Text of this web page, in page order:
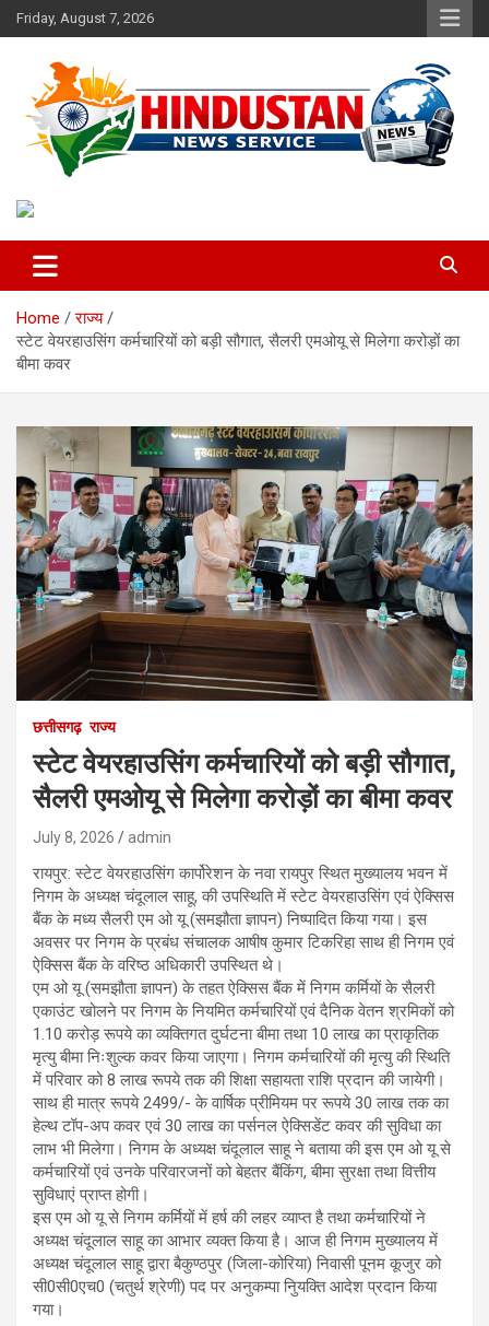
Skip
to
Friday, August 7, 2026
Hindustan News Service
Home
राज्य
स्टेट वेयरहाउसिंग कर्मचारियों को बड़ी सौगात, सैलरी एमओयू से मिलेगा करोड़ों का
बीमा कवर
छत्तीसगढ़ राज्य
स्टेट वेयरहाउसिंग कर्मचारियों को बड़ी सौगात,
सैलरी एमओयू से मिलेगा करोड़ों का बीमा कवर
July 8, 2026 admin
रायपुर: स्टेट वेयरहाउसिंग कार्पोरेशन के नवा रायपुर स्थित मुख्यालय भवन में
निगम के अध्यक्ष चंदूलाल साहू, की उपस्थिति में स्टेट वेयरहाउसिंग एवं ऐक्सिस
बैंक के मध्य सैलरी एम ओ यू (समझौता ज्ञापन) निष्पादित किया गया। इस
अवसर पर निगम के प्रबंध संचालक आषीष कुमार टिकरिहा साथ ही निगम एवं
ऐक्सिस बैंक के वरिष्ठ अधिकारी उपस्थित थे।
एम ओ यू (समझौता ज्ञापन) के तहत ऐक्सिस बैंक में निगम कर्मियों के सैलरी
एकाउंट खोलने पर निगम के नियमित कर्मचारियों एवं दैनिक वेतन श्रमिकों को
1.10 करोड़ रूपये का व्यक्तिगत दुर्घटना बीमा तथा 10 लाख का प्राकृतिक
मृत्यु बीमा निःशुल्क कवर किया जाएगा। निगम कर्मचारियों की मृत्यु की स्थिति
में परिवार को 8 लाख रूपये तक की शिक्षा सहायता राशि प्रदान की जायेगी।
साथ ही मात्र रूपये 2499/- के वार्षिक प्रीमियम पर रूपये 30 लाख तक का
हेल्थ टॉप-अप कवर एवं 30 लाख का पर्सनल ऐक्सिडेंट कवर की सुविधा का
लाभ भी मिलेगा। निगम के अध्यक्ष चंदूलाल साहू ने बताया की इस एम ओ यू से
कर्मचारियों एवं उनके परिवारजनों को बेहतर बैंकिंग, बीमा सुरक्षा तथा वित्तीय
सुविधाएं प्राप्त होगी।
इस एम ओ यू से निगम कर्मियों में हर्ष की लहर व्याप्त है तथा कर्मचारियों ने
अध्यक्ष चंदूलाल साहू का आभार व्यक्त किया है। आज ही निगम मुख्यालय में
अध्यक्ष चंदूलाल साहू द्वारा बैकुण्ठपुर (जिला-कोरिया) निवासी पूनम कूजुर को
सी0सी0एच0 (चतुर्थ श्रेणी) पद पर अनुकम्पा निुयक्ति आदेश प्रदान किया
गया।